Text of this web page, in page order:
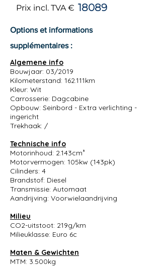
Prix incl. TVA € 18089
Options et informations
supplémentaires :
Algemene info
Bouwjaar: 03/2019
Kilometerstand: 162.111km
Kleur: Wit
Carrosserie: Dagcabine
Opbouw: Seinbord - Extra verlichting -
ingericht
Trekhaak: /
Technische info
Motorinhoud: 2.143cm³
Motorvermogen: 105kw (143pk)
Cilinders: 4
Brandstof: Diesel
Transmissie: Automaat
Aandrijving: Voorwielaandrijving
Milieu
CO2-uitstoot: 219g/km
Milieuklasse: Euro 6c
Maten & Gewichten
MTM: 3.500kg